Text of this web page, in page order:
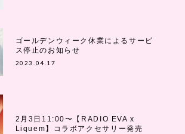
ゴールデンウィーク休業によるサービ
ス停止のお知らせ
2023.04.17
2月3日11:00〜【RADIO EVA x
Liquem】コラボアクセサリー発売